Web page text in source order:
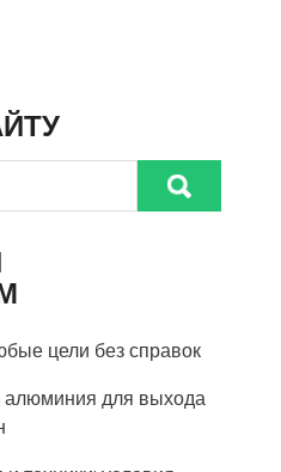
цели без справок
для выхода